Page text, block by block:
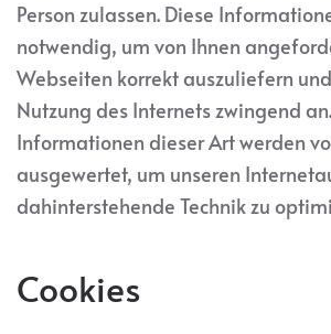
Person zulassen. Diese
notwendig, um von Ihnen
Webseiten korrekt auszuliefern
Nutzung des Internets zwingend
Informationen dieser Art werden
ausgewertet, um unseren
dahinterstehende Technik zu
Cookies